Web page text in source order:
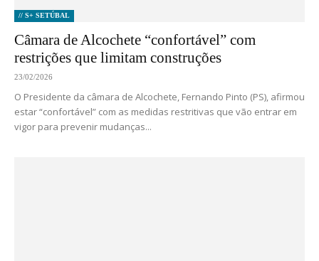
// S+ SETÚBAL
Câmara de Alcochete “confortável” com
restrições que limitam construções
23/02/2026
O Presidente da câmara de Alcochete, Fernando Pinto (PS), afirmou
estar “confortável” com as medidas restritivas que vão entrar em
vigor para prevenir mudanças...